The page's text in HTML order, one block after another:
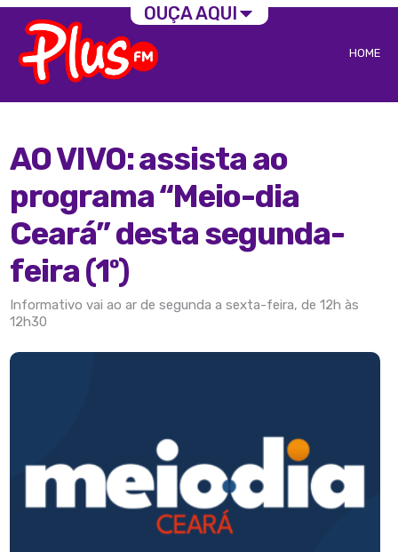
HOME
AO VIVO: assista ao
programa “Meio-dia
Ceará” desta segunda-
feira (1º)
Informativo vai ao ar de segunda a sexta-feira, de 12h às
12h30
OUÇA AQUI